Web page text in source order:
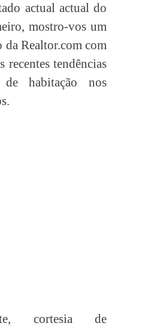
actual actual do
mostro-vos um
da Realtor.com com
recentes tendências
habitação nos
cortesia de